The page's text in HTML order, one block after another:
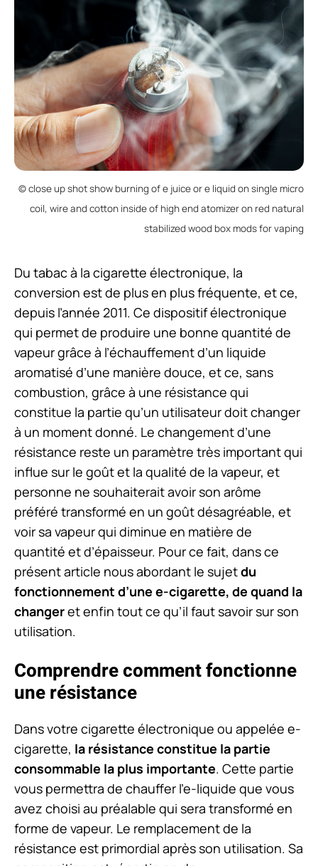
© close up shot show burning of e juice or e liquid on single micro
coil, wire and cotton inside of high end atomizer on red natural
stabilized wood box mods for vaping
Du tabac à la cigarette électronique, la
conversion est de plus en plus fréquente, et ce,
depuis l’année 2011. Ce dispositif électronique
qui permet de produire une bonne quantité de
vapeur grâce à l’échauffement d’un liquide
aromatisé d’une manière douce, et ce, sans
combustion, grâce à une résistance qui
constitue la partie qu’un utilisateur doit changer
à un moment donné. Le changement d’une
résistance reste un paramètre très important qui
influe sur le goût et la qualité de la vapeur, et
personne ne souhaiterait avoir son arôme
préféré transformé en un goût désagréable, et
voir sa vapeur qui diminue en matière de
quantité et d’épaisseur. Pour ce fait, dans ce
présent article nous abordant le sujetdu
fonctionnement d’une e-cigarette, de quand la
changeret enfin tout ce qu’il faut savoir sur son
utilisation.
Comprendre comment fonctionne
une résistance
Dans votre cigarette électronique ou appelée e-
cigarette, la résistance constitue la partie
consommable la plus importante. Cette partie
vous permettra de chauffer l’e-liquide que vous
avez choisi au préalable qui sera transformé en
forme de vapeur. Le remplacement de la
résistance est primordial après son utilisation. Sa